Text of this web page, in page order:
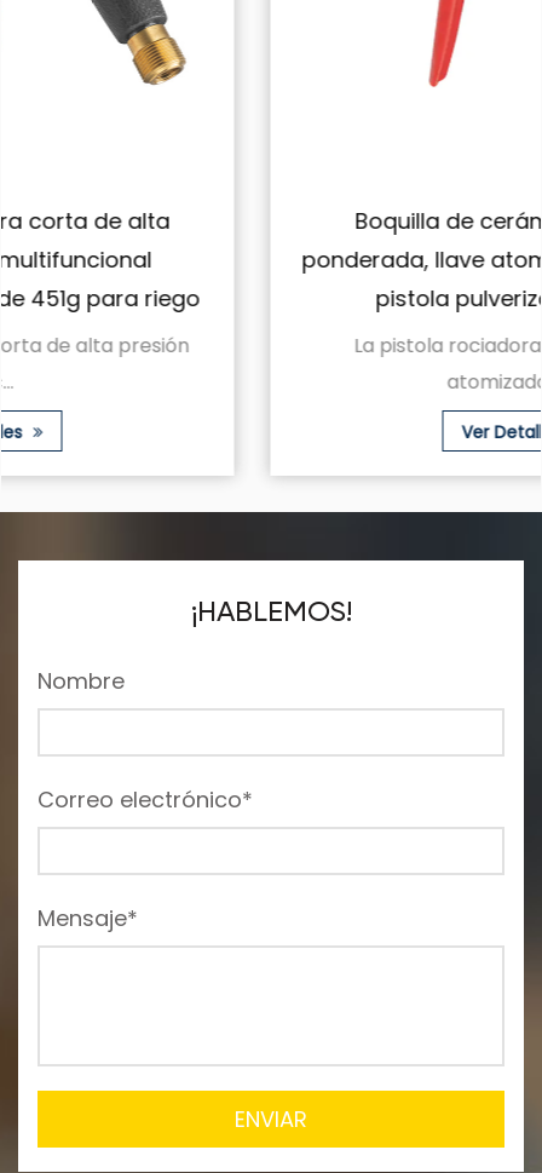
Boquilla de cerámica plateada
ponderada, llave atomizadora ajustable,
pistola pulverizadora corta
La pistola rociadora corta con llave
¡HABLEMOS!
Nombre
Correo electrónico*
Mensaje*
ENVIAR